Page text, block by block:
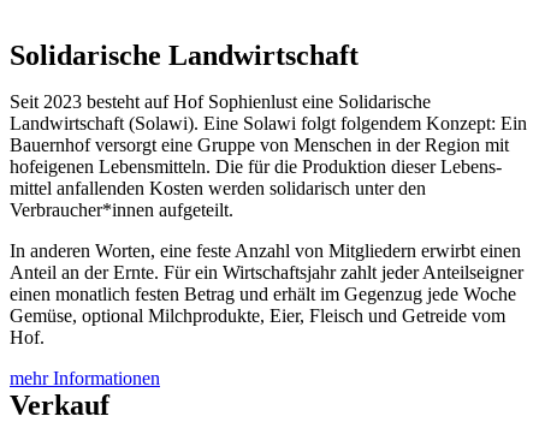
Solidarische Landwirtschaft
Seit 2023 besteht auf Hof Sophienlust eine Solidarische
Landwirtschaft (Solawi). Eine Solawi folgt folgendem Konzept: Ein
Bauern­hof versorgt eine Gruppe von Menschen in der Region mit
hof­eigenen Lebens­mitteln. Die für die Produktion dieser Lebens­
mittel anfallenden Kosten werden solidarisch unter den
Verbraucher*­innen aufgeteilt.
In anderen Worten, eine feste Anzahl von Mitgliedern erwirbt einen
Anteil an der Ernte. Für ein Wirtschaftsjahr zahlt jeder Anteilseigner
einen monatlich festen Betrag und erhält im Gegenzug jede Woche
Gemüse, optional Milchprodukte, Eier, Fleisch und Getreide vom
Hof.
mehr Informationen
Verkauf